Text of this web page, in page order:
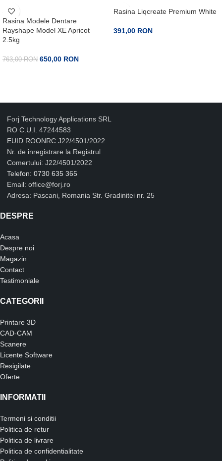
-15%
Rasina Modele Dentare
Rayshape Model XE Apricot
2.5kg
763,00RON 650,00 RON
Rasina Liqcreate Premium White
391,00 RON
Forj Technology Applications SRL
RO C.U.I. 47244583
EUID ROONRC.J22/4501/2022
Nr. de inregistrare la Registrul
Comertului: J22/4501/2022
Telefon: 0730 635 365
Email: office@forj.ro
Adresa: Pascani, Romania Str. Gradinitei nr. 25
DESPRE
Acasa
Despre noi
Magazin
Contact
Testimoniale
CATEGORII
Printare 3D
CAD-CAM
Scanere
Licente Software
Resigilate
Oferte
INFORMATII
Termeni si conditii
Politica de retur
Politica de livrare
Politica de confidentialitate